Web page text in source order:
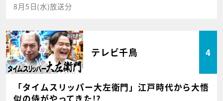
8月5日(水)放送分
テレビ千鳥 4
「タイムスリッパー大左衛門」江戸時代から大悟
似の侍がやってきた!?